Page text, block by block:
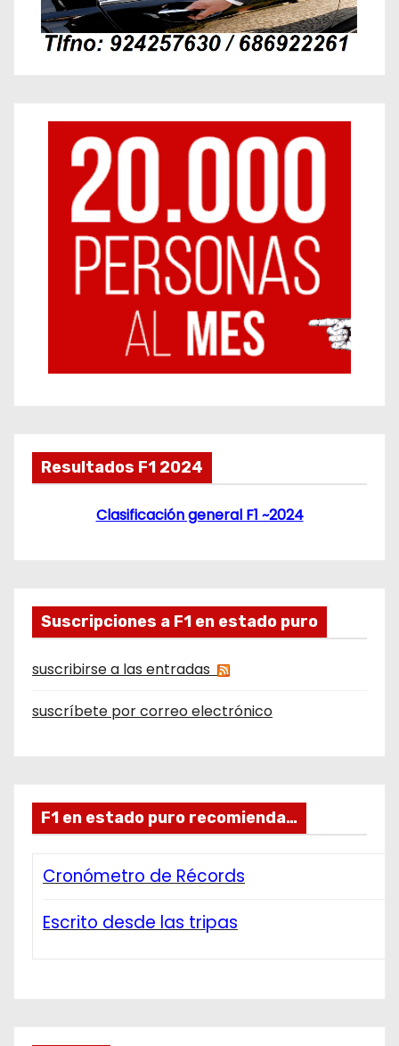
Resultados F1 2024
Clasificación general F1 ~2024
Suscripciones a F1 en estado puro
suscribirse a las entradas
suscríbete por correo electrónico
F1 en estado puro recomienda…
Cronómetro de Récords
Escrito desde las tripas